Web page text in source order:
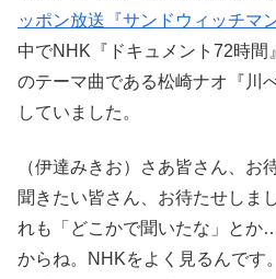
ッポン放送『サンドウィッチマ
中でNHK『ドキュメント72時間
のテーマ曲である松崎ナオ『川
していました。
（伊達みきお）さあ皆さん、お
聞きたい皆さん、お待たせし
れも「どこかで聞いたな」と
からね。NHKをよく見るんです